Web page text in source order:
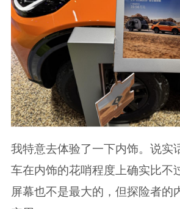
我特意去体验了一下内饰。说实
车在内饰的花哨程度上确实比不
屏幕也不是最大的，但探险者的